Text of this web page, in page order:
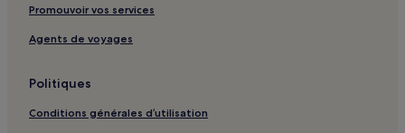
Promouvoir vos services
Agents de voyages
Politiques
Conditions générales d’utilisation